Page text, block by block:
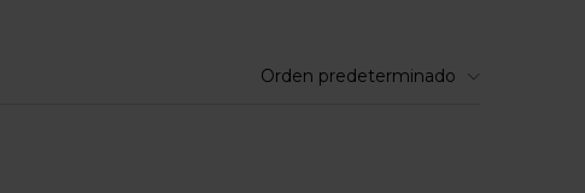
Orden predeterminado